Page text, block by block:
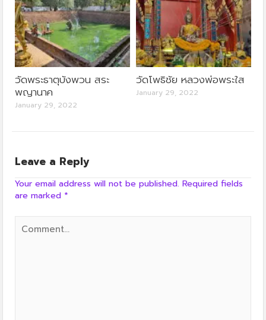
วัดพระธาตุบังพวน สระ
พญานาค
January 29, 2022
วัดโพธิชัย หลวงพ่อพระใส
January 29, 2022
Leave a Reply
Your email address will not be published. Required fields
are marked *